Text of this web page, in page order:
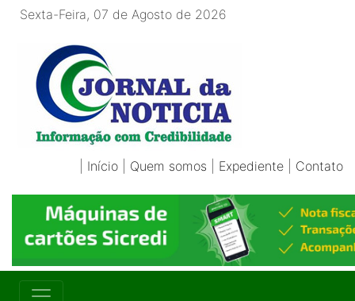
Sexta-Feira, 07 de Agosto de 2026
Início Quem somos Expediente Contato